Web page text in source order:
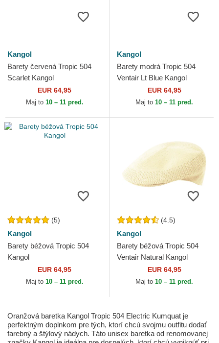
Kangol
Barety červená Tropic 504
Scarlet Kangol
EUR 64,95
Maj to 10 – 11 pred.
Kangol
Barety modrá Tropic 504
Ventair Lt Blue Kangol
EUR 64,95
Maj to 10 – 11 pred.
(5)
Kangol
Barety béžová Tropic 504
Kangol
EUR 64,95
Maj to 10 – 11 pred.
(4.5)
Kangol
Barety béžová Tropic 504
Ventair Natural Kangol
EUR 64,95
Maj to 10 – 11 pred.
Oranžová baretka Kangol Tropic 504 Electric Kumquat je
perfektným doplnkom pre tých, ktorí chcú svojmu outfitu dodať
farebný a štýlový nádych. Táto unisex baretka od renomovanej